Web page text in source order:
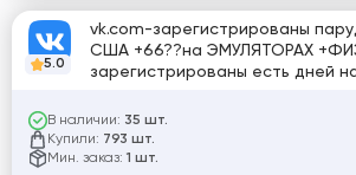
5.0
vk.com-зарегистрированы
США +66??на ЭМУЛЯТОРАХ
зарегистрированы есть дней
В наличии: 35 шт.
Купили: 793 шт.
Мин. заказ: 1 шт.